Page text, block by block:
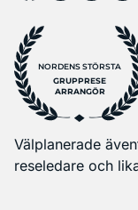
NORDENS STÖRSTA
GRUPPRESE
ARRANGÖR
Välplanerade
reseledare och